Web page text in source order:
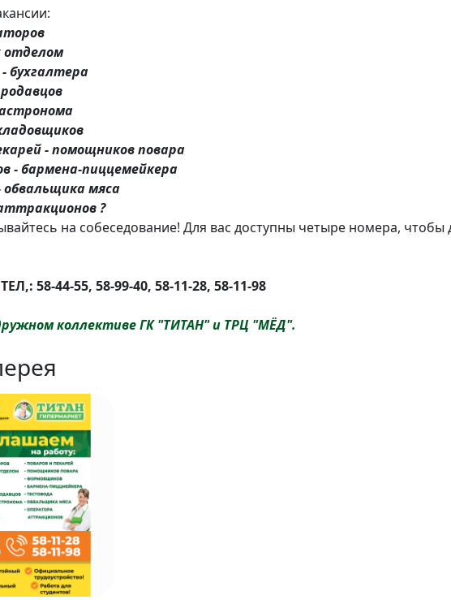
отделом
бухгалтера
- помощников повара
- бармена-пиццемейкера
мяса
?
на собеседование! Для вас доступны четыре номера, чтобы
58-44-55, 58-99-40, 58-11-28, 58-11-98
коллективе ГК "ТИТАН" и ТРЦ "МЁД".